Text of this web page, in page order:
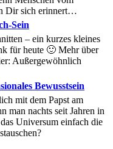
Dir sich erinnert…
Sein
– ein kurzes kleines
für heute 🙂 Mehr über
Außergewöhnlich
Bewusstsein
mit dem Papst am
man nachts seit Jahren in
Universum einfach die